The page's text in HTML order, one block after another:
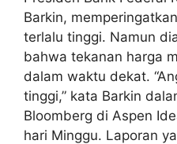
Barkin,
terlalu tinggi. Namun
bahwa tekanan harga
dalam waktu dekat.
tinggi,” kata Barkin
Bloomberg di Aspen
hari Minggu. Laporan